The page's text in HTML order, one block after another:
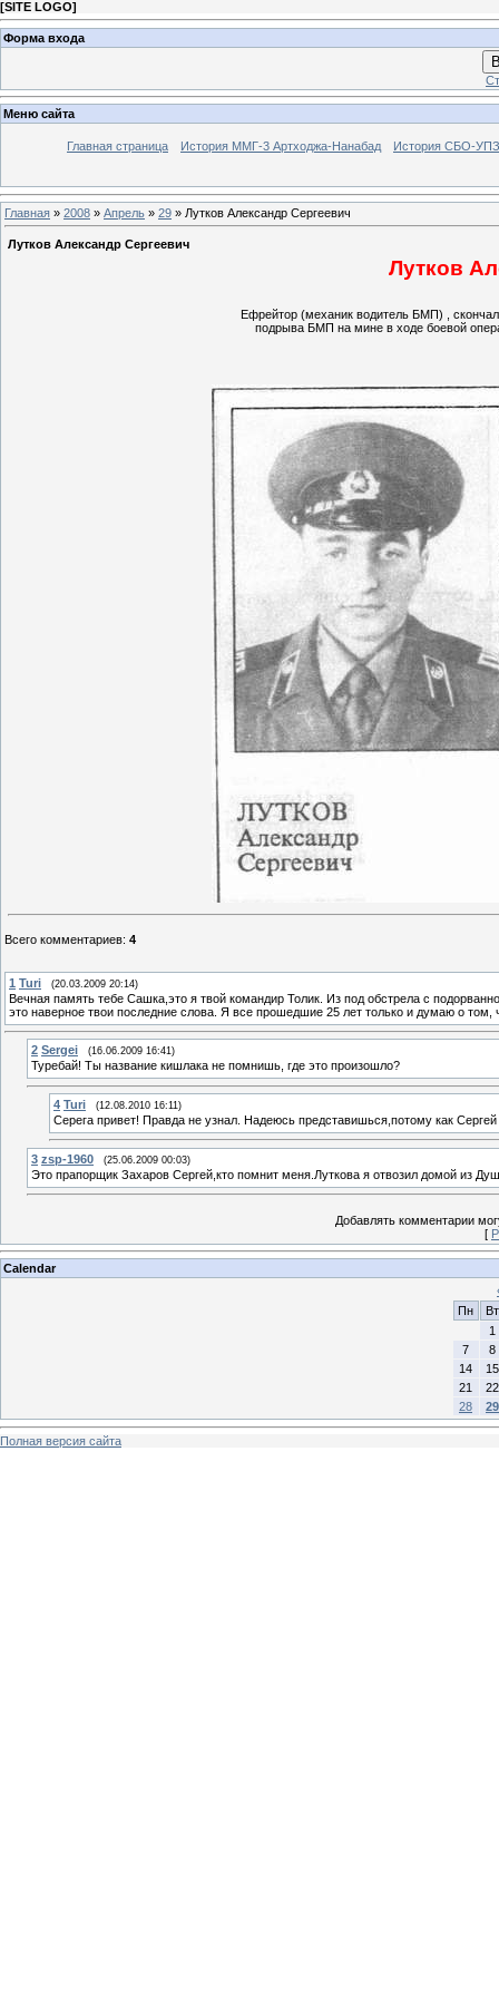
[SITE LOGO]
Форма входа
Меню сайта
Главная страница История ММГ-3 Артходжа-Нанабад История СБО-УПЗ
Главная » 2008 » Апрель » 29 » Лутков Александр Сергеевич
Лутков Александр Сергеевич
Лутков
Ефрейтор (механик водитель БМП) ,
подрыва БМП на мине в ходе боевой
Всего комментариев: 4
1 Turi (20.03.2009 20:14)
Вечная память тебе Сашка,это я твой командир Толик. Из под обстрела с
это наверное твои последние слова. Я все прошедшие 25 лет только и думаю о
2 Sergei (16.06.2009 16:41)
Туребай! Ты название кишлака не помнишь, где это произошло?
4 Turi (12.08.2010 16:11)
Серега привет! Правда не узнал. Надеюсь представишься,потому как
3 zsp-1960 (25.06.2009 00:03)
Это прапорщик Захаров Сергей,кто помнит меня.Луткова я отвозил домой из
Добавлять комментарии
[
Calendar
Пн
Вт
1
7
8
14
15
21
22
28
29
Полная версия сайта